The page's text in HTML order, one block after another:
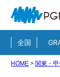
全国
HOME > 関東・